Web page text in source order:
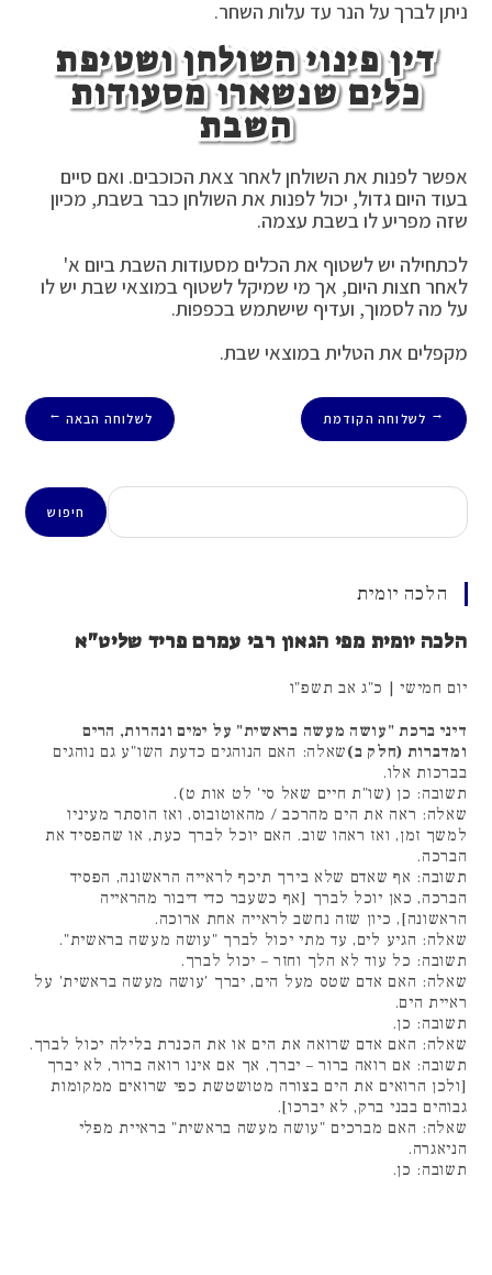
ניתן לברך על הנר עד עלות השחר.
דין פינוי השולחן ושטיפת
כלים שנשארו מסעודות
השבת
אפשר לפנות את השולחן לאחר צאת הכוכבים. ואם סיים
בעוד היום גדול, יכול לפנות את השולחן כבר בשבת, מכיון
שזה מפריע לו בשבת עצמה.
לכתחילה יש לשטוף את הכלים מסעודות השבת ביום א'
לאחר חצות היום, אך מי שמיקל לשטוף במוצאי שבת יש לו
על מה לסמוך, ועדיף שישתמש בכפפות.
מקפלים את הטלית במוצאי שבת.
← לשלוחה הקודמת לשלוחה הבאה →
חיפוש
חיפוש
הלכה יומית
הלכה יומית מפי הגאון רבי עמרם פריד שליט"א
יום חמישי | כ"ג אב תשפ"ו
דיני ברכת "עושה מעשה בראשית" על ימים ונהרות, הרים
ומדברות (חלק ב)שאלה: האם הנוהגים כדעת השו"ע גם נוהגים
בברכות אלו.
תשובה: כן (שו"ת חיים שאל סי' לט אות ט).
שאלה: ראה את הים מהרכב / מהאוטובוס, ואז הוסתר מעיניו
למשך זמן, ואז ראהו שוב. האם יוכל לברך כעת, או שהפסיד את
הברכה.
תשובה: אף שאדם שלא בירך תיכף לראייה הראשונה, הפסיד
הברכה, כאן יוכל לברך [אף כשעבר כדי דיבור מהראייה
הראשונה], כיון שזה נחשב לראייה אחת ארוכה.
שאלה: הגיע לים, עד מתי יכול לברך "עושה מעשה בראשית".
תשובה: כל עוד לא הלך וחזר – יכול לברך.
שאלה: האם אדם שטס מעל הים, יברך 'עושה מעשה בראשית' על
ראיית הים.
תשובה: כן.
שאלה: האם אדם שרואה את הים או את הכנרת בלילה יכול לברך.
תשובה: אם רואה ברור – יברך, אך אם אינו רואה ברור, לא יברך
[ולכן הרואים את הים בצורה מטושטשת כפי שרואים ממקומות
גבוהים בבני ברק, לא יברכו].
שאלה: האם מברכים "עושה מעשה בראשית" בראיית מפלי
הניאגרה.
תשובה: כן.